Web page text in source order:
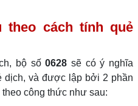
theo cách tính quẻ
bộ số0628 sẽ có ý nghĩa
và được lập bởi 2 phần
công thức như sau: